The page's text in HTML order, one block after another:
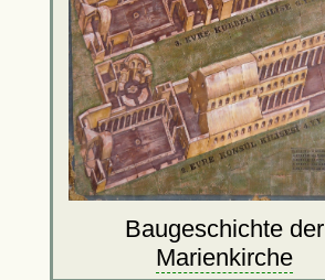
Baugeschichte der
Marienkirche